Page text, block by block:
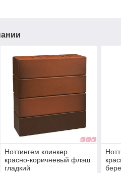
Ноттингем клинкер
красно-коричневый флэш
гладкий